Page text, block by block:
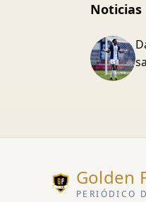
Noticias
Golden
PERIÓDICO